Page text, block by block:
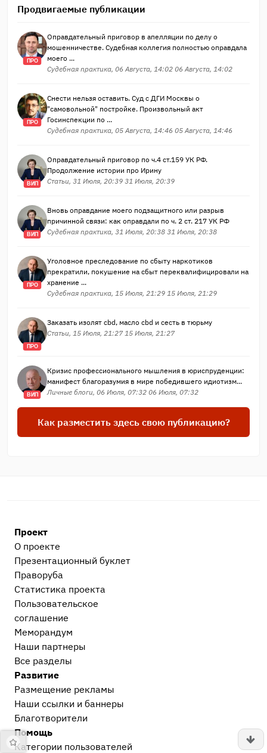
Продвигаемые публикации
ПРО
Оправдательный приговор в апелляции по делу о
мошенничестве. Судебная коллегия полностью оправдала
моего ...
Судебная практика, 06 Августа, 14:02 06 Августа, 14:02
ПРО
Снести нельзя оставить. Суд с ДГИ Москвы о
"самовольной" постройке. Произвольный акт
Госинспекции по ...
Судебная практика, 05 Августа, 14:46 05 Августа, 14:46
ВИП
Оправдательный приговор по ч.4 ст.159 УК РФ.
Продолжение истории про Ирину
Статьи, 31 Июля, 20:39 31 Июля, 20:39
ВИП
Вновь оправдание моего подзащитного или разрыв
причинной связи: как оправдали по ч. 2 ст. 217 УК РФ
Судебная практика, 31 Июля, 20:38 31 Июля, 20:38
ПРО
Уголовное преследование по сбыту наркотиков
прекратили, покушение на сбыт переквалифицировали на
хранение ...
Судебная практика, 15 Июля, 21:29 15 Июля, 21:29
ПРО
Заказать изолят cbd, масло cbd и сесть в тюрьму
Статьи, 15 Июля, 21:27 15 Июля, 21:27
ВИП
Кризис профессионального мышления в юриспруденции:
манифест благоразумия в мире победившего идиотизм...
Личные блоги, 06 Июля, 07:32 06 Июля, 07:32
Как разместить здесь свою публикацию?
Проект
О проекте
Презентационный букл​ет
Праворуба
Статистика проекта
Пользовательское
соглашение
Меморандум
Наши партнеры
Все разделы
Развитие
Размещение рекламы
Наши ссылки и баннеры
Благотворители
Помощь
Категории пользователей